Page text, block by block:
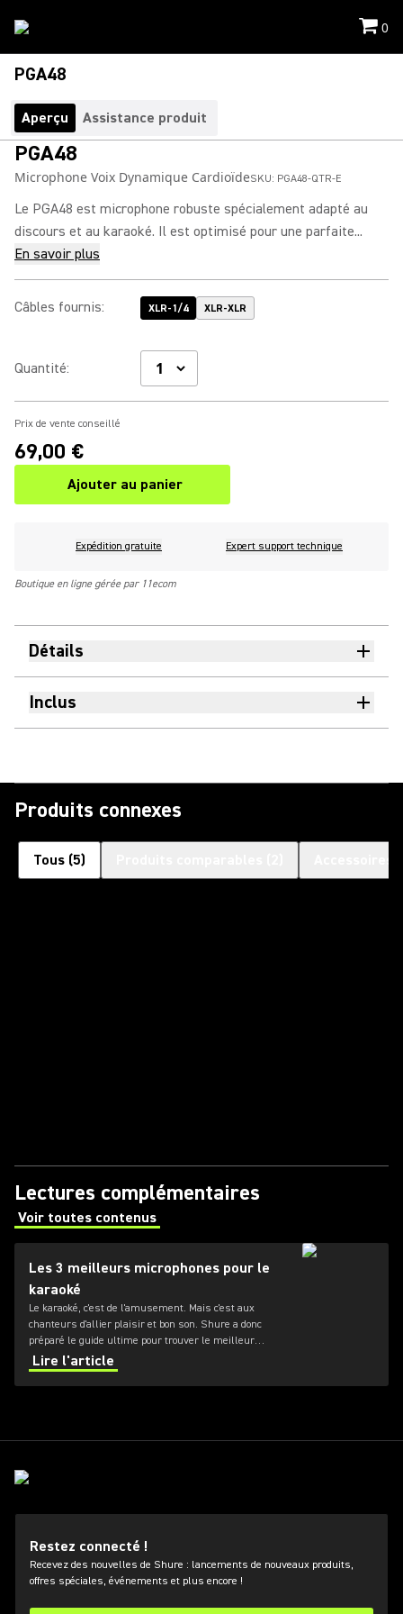
0
PGA48
Aperçu Assistance produit
PGA48
Microphone Voix Dynamique CardioïdeSKU: PGA48-QTR-E
Le PGA48 est microphone robuste spécialement adapté au
discours et au karaoké. Il est optimisé pour une parfaite...
En savoir plus
Câbles fournis: XLR-1/4 XLR-XLR
Quantité:
Prix de vente conseillé
69,00 €
Ajouter au panier
Expédition gratuite Expert support technique
Boutique en ligne gérée par 11ecom
Détails
Inclus
Produits connexes
Tous (5)
Lectures complémentaires
Voir toutes contenus
(Opens in a new tab)
Les 3 meilleurs microphones pour le
karaoké
Le karaoké, c'est de l'amusement. Mais c'est aux
chanteurs d'allier plaisir et bon son. Shure a donc
préparé le guide ultime pour trouver le meilleur
microphone de karaoké.
Lire l'article
Restez connecté !
Recevez des nouvelles de Shure : lancements de nouveaux produits,
offres spéciales, événements et plus encore !